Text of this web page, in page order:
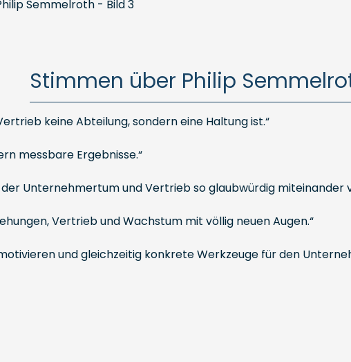
Stimmen über Philip
keine Abteilung, sondern eine Haltung ist.“
messbare Ergebnisse.“
Unternehmertum und Vertrieb so glaubwürdig miteinander
Vertrieb und Wachstum mit völlig neuen Augen.“
und gleichzeitig konkrete Werkzeuge für den